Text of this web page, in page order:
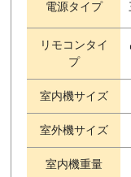
電源タイプ
リモコンタイ
プ
室内機サイズ
室外機サイズ
室内機重量